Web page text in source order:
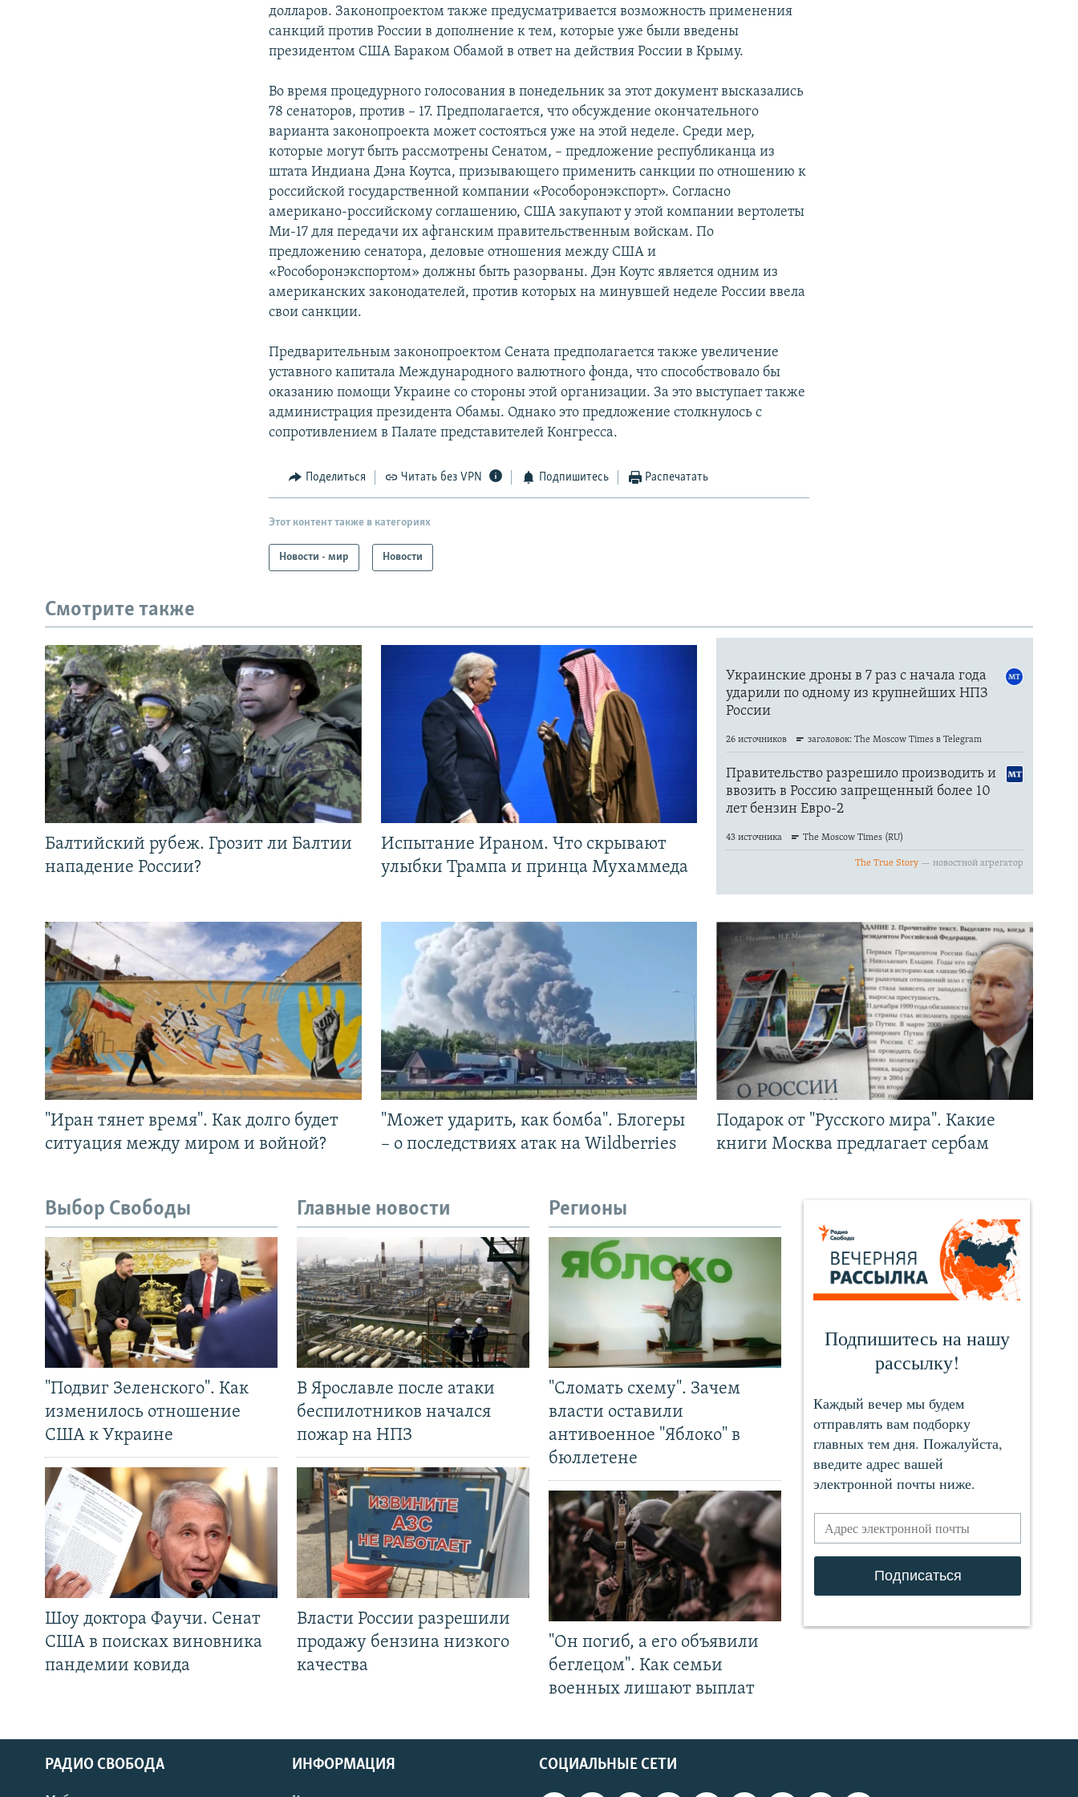
долларов. Законопроектом также предусматривается возможность применения
санкций против России в дополнение к тем, которые уже были введены
президентом США Бараком Обамой в ответ на действия России в Крыму.
Во время процедурного голосования в понедельник за этот документ высказались
78 сенаторов, против – 17. Предполагается, что обсуждение окончательного
варианта законопроекта может состояться уже на этой неделе. Среди мер,
которые могут быть рассмотрены Сенатом, – предложение республиканца из
штата Индиана Дэна Коутса, призывающего применить санкции по отношению к
российской государственной компании «Рособоронэкспорт». Согласно
американо-российскому соглашению, США закупают у этой компании вертолеты
Ми-17 для передачи их афганским правительственным войскам. По
предложению сенатора, деловые отношения между США и
«Рособоронэкспортом» должны быть разорваны. Дэн Коутс является одним из
американских законодателей, против которых на минувшей неделе России ввела
свои санкции.
Предварительным законопроектом Сената предполагается также увеличение
уставного капитала Международного валютного фонда, что способствовало бы
оказанию помощи Украине со стороны этой организации. За это выступает также
администрация президента Обамы. Однако это предложение столкнулось с
сопротивлением в Палате представителей Конгресса.
Поделиться Читать без VPN Подпишитесь Распечатать
Этот контент также в категориях
Новости - мир Новости
Смотрите также
Балтийский рубеж. Грозит ли Балтии
нападение России?
Испытание Ираном. Что скрывают
улыбки Трампа и принца Мухаммеда
"Иран тянет время". Как долго будет
ситуация между миром и войной?
"Может ударить, как бомба". Блогеры
– о последствиях атак на Wildberries
Подарок от "Русского мира". Какие
книги Москва предлагает сербам
Выбор Свободы
"Подвиг Зеленского". Как
изменилось отношение
США к Украине
Шоу доктора Фаучи. Сенат
США в поисках виновника
пандемии ковида
Главные новости
В Ярославле после атаки
беспилотников начался
пожар на НПЗ
Власти России разрешили
продажу бензина низкого
качества
Регионы
"Сломать схему". Зачем
власти оставили
антивоенное "Яблоко" в
бюллетене
"Он погиб, а его объявили
беглецом". Как семьи
военных лишают выплат
СОЦИАЛЬНЫЕ СЕТИ
РАДИО СВОБОДА ИНФОРМАЦИЯ